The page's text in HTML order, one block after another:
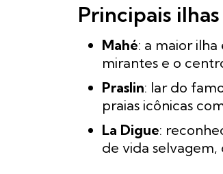
Principais
Mahé: a maior
mirantes e o
Praslin: lar do
praias icônicas
La Digue:
de vida selvagem,